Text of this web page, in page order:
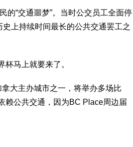
的“交通噩梦”。当时公交员工全面停
上持续时间最长的公共交通罢工之
马上就要来了。
大主办城市之一，将举办多场比
赖公共交通，因为BC Place周边届